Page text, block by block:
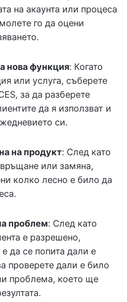
на акаунта или процеса
го да оцени
нова функция: Когато
или услуга, съберете
за да разберете
да я използват и
си.
на продукт: След като
или замяна,
колко лесно е било да
проблем: След като
е разрешено,
да се попита дали е
проверете дали е било
проблема, което ще